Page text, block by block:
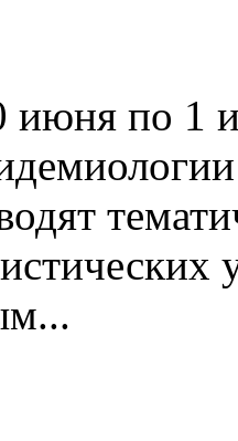
июня по 1